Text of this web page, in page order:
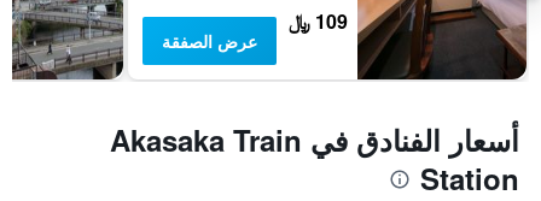
109 ﷼
عرض الصفقة
أسعار الفنادق في Akasaka Train
Station